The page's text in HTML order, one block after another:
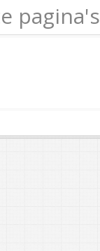
pagina's